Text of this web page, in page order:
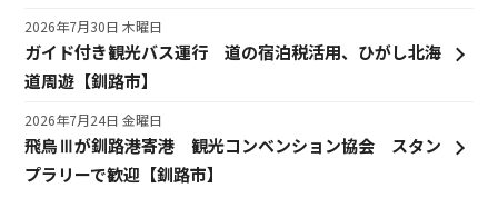
ガイド付き観光バス運行 道の宿泊税活用、ひがし北海
道周遊【釧路市】
2026年7月30日 木曜日
飛鳥Ⅲが釧路港寄港 観光コンベンション協会 スタン
プラリーで歓迎【釧路市】
2026年7月24日 金曜日